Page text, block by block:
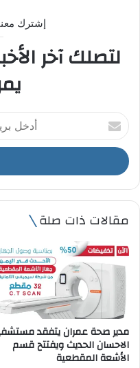
إشترك
لتصلك آخر
أ
د
خ
ل
ر
د
ا
ك
ر
و
مقالات ذات صلة
مدير صحة عمران يتفقد
الاحسان الحديث ويفتتح قسم
الأشعة المقطعية